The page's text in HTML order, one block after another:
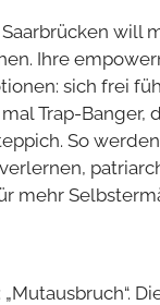
Ihre
sich frei
Trap-
So
mehr